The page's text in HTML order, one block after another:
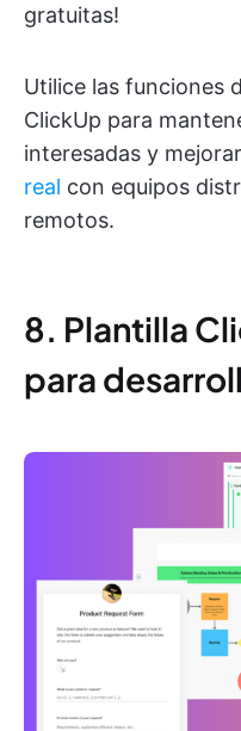
gratuitas!
Utilice las funciones
ClickUp para
interesadas y mejorar
real con equipos
remotos.
8. Plantilla
para